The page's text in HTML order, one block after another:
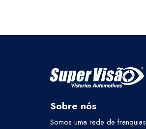
Sobre nós
Somos uma rede de franquias